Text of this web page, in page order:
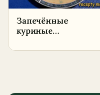
Запечённые
куриные
духовке –